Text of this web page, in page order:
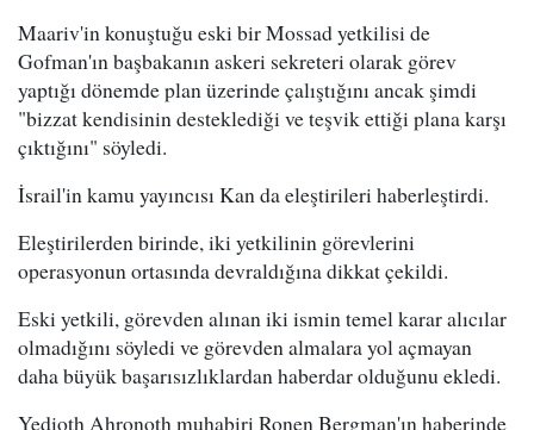
Maariv'in konuştuğu eski bir Mossad yetkilisi de
Gofman'ın başbakanın askeri sekreteri olarak görev
yaptığı dönemde plan üzerinde çalıştığını ancak şimdi
"bizzat kendisinin desteklediği ve teşvik ettiği plana karşı
çıktığını" söyledi.
İsrail'in kamu yayıncısı Kan da eleştirileri haberleştirdi.
Eleştirilerden birinde, iki yetkilinin görevlerini
operasyonun ortasında devraldığına dikkat çekildi.
Eski yetkili, görevden alınan iki ismin temel karar alıcılar
olmadığını söyledi ve görevden almalara yol açmayan
daha büyük başarısızlıklardan haberdar olduğunu ekledi.
Yedioth Ahronoth muhabiri Ronen Bergman'ın haberinde